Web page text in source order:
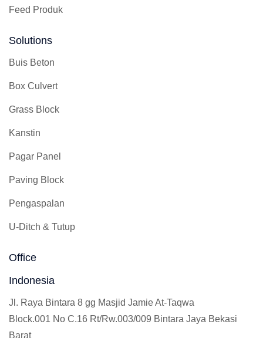
Feed Produk
Solutions
Buis Beton
Box Culvert
Grass Block
Kanstin
Pagar Panel
Paving Block
Pengaspalan
U-Ditch & Tutup
Office
Indonesia
Jl. Raya Bintara 8 gg Masjid Jamie At-Taqwa
Block.001 No C.16 Rt/Rw.003/009 Bintara Jaya Bekasi
Barat